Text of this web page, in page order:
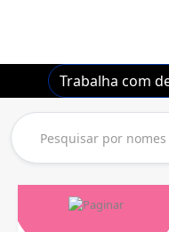
Trabalha com